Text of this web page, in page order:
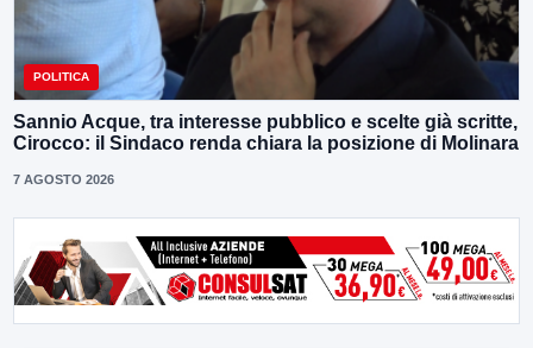
POLITICA
Sannio Acque, tra interesse pubblico e scelte già scritte,
Cirocco: il Sindaco renda chiara la posizione di Molinara
7 AGOSTO 2026